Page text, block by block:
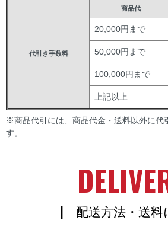
代引き手数料
商品代
20,000円まで
50,000円まで
100,000円まで
上記以上
※商品代引には、商品代金・送料以外に代
す。
| 配送方法・送料